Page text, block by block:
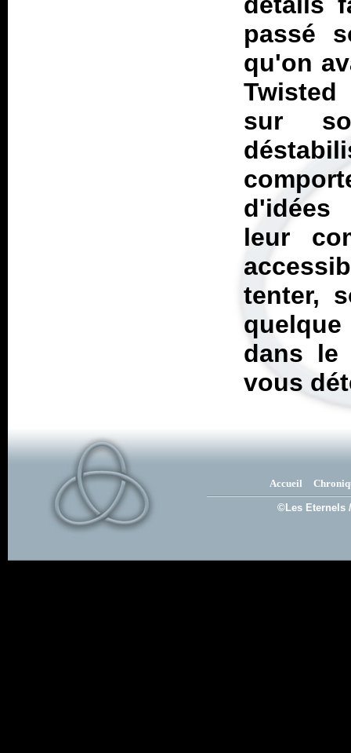
passé
qu'on
Twisted
sur
d'idées
leur
tenter,
dans le
vous
Accueil
©Les Eternels